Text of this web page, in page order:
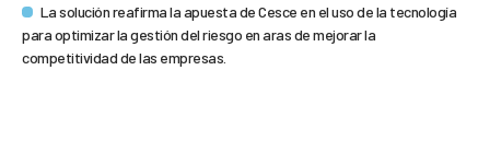
La solución reafirma la apuesta de Cesce en el uso de la tecnología
para optimizar la gestión del riesgo en aras de mejorar la
competitividad de las empresas.